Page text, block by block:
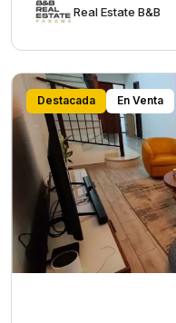
Rеаl Еstаtе В&В
Destacada En Venta